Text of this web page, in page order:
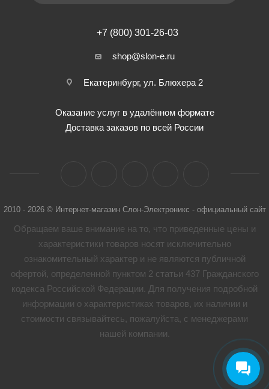
+7 (800) 301-26-03
shop@slon-e.ru
Екатеринбург, ул. Блюхера 2
Оказание услуг в удалённом формате
Доставка заказов по всей России
2010 - 2026 © Интернет-магазин Слон-Электроникс - официальный сайт
Обращаем ваше внимание на то, что приведенные цены и
характеристики товaров носят исключительно
ознакомительный характер и не являются публичной
офертой, определенной пунктом 2 статьи 437 Гражданского
кодекса Российской Федерации. Для получения подробной
информации о характеристиках товaров, их наличии и
стоимости связывайтесь, пожалуйста, с менеджерами
нашей компании.